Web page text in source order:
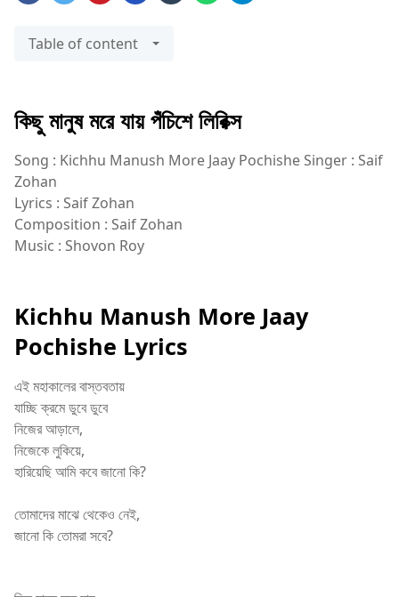
Table of content
কিছু মানুষ মরে যায় পঁচিশে লিরিক্স
Song : Kichhu Manush More Jaay Pochishe Singer : Saif
Zohan
Lyrics : Saif Zohan
Composition : Saif Zohan
Music : Shovon Roy
Kichhu Manush More Jaay
Pochishe Lyrics
এই মহাকালের বাস্তবতায়
যাচ্ছি ক্রমে ডুবে ডুবে
নিজের আড়ালে,
নিজেকে লুকিয়ে,
হারিয়েছি আমি কবে জানো কি?
তোমাদের মাঝে থেকেও নেই,
জানো কি তোমরা সবে?